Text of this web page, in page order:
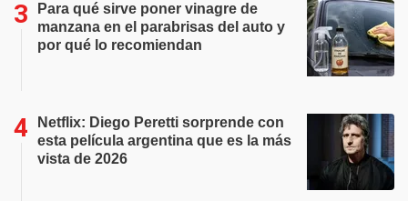
Para qué sirve poner vinagre de
manzana en el parabrisas del auto y
por qué lo recomiendan
Netflix: Diego Peretti sorprende con
esta película argentina que es la más
vista de 2026